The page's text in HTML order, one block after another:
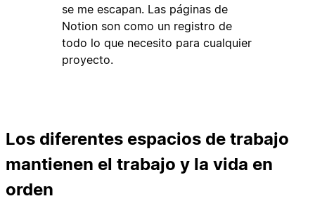
se me escapan. Las páginas de
Notion son como un registro de
todo lo que necesito para cualquier
proyecto.
Los diferentes espacios de trabajo
mantienen el trabajo y la vida en
orden